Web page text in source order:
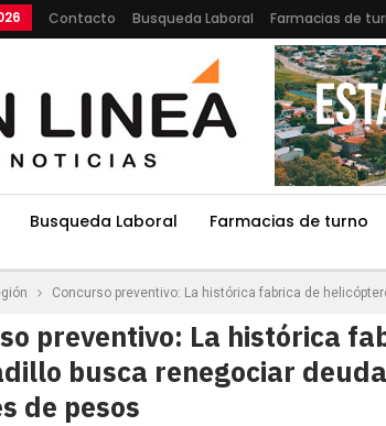
Contacto Busqueda Laboral Farmacias de
Busqueda Laboral Farmacias de turno
Concurso preventivo: La histórica fabrica de
preventivo: La histórica
busca renegociar
de pesos